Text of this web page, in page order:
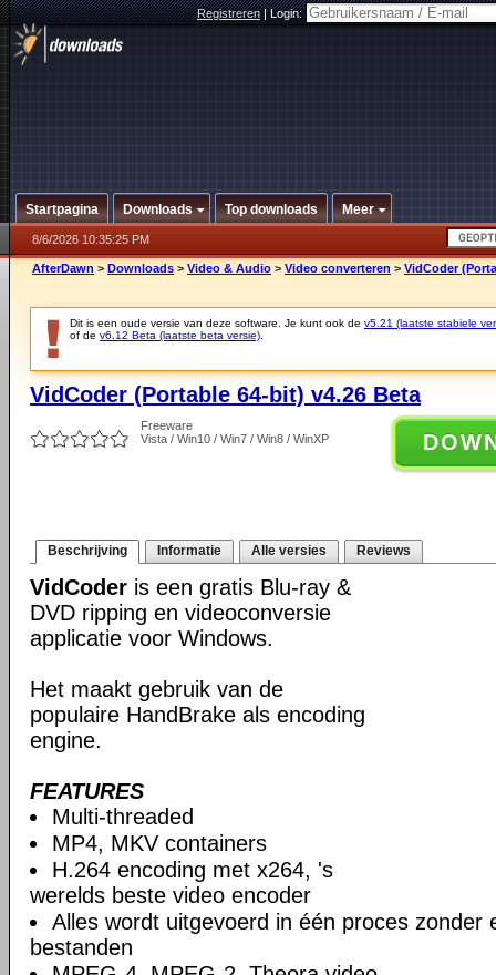
Registreren|Login:
Startpagina Downloads Top downloads Meer
8/6/2026 10:35:25 PM
AfterDawn > Downloads > Video & Audio > Video converteren > VidCoder
Dit is een oude versie van deze software. Je kunt ook de v5.21 (laatste stabiele
of de v6.12 Beta (laatste beta versie)
VidCoder (Portable 64-bit) v4.26 Beta
Freeware
Vista / Win10 / Win7 / Win8 / WinXP
Beschrijving Informatie Alle versies Reviews
VidCoder is een gratis Blu-ray &
DVD ripping en videoconversie
applicatie voor Windows.
Het maakt gebruik van de
populaire HandBrake als encoding
engine.
FEATURES
Multi-threaded
MP4, MKV containers
H.264 encoding met x264, 's
werelds beste video encoder
Alles wordt uitgevoerd in één proces zonder
bestanden